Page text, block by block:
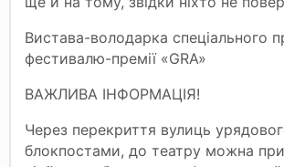
Вистава-володарка спеціального
фестивалю-премії «GRA»
ВАЖЛИВА ІНФОРМАЦІЯ!
Через перекриття вулиць
блокпостами, до театру можна